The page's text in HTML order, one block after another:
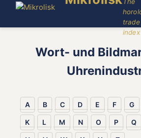
index
Wort- und
A B C D E F G
K L M N O P Q